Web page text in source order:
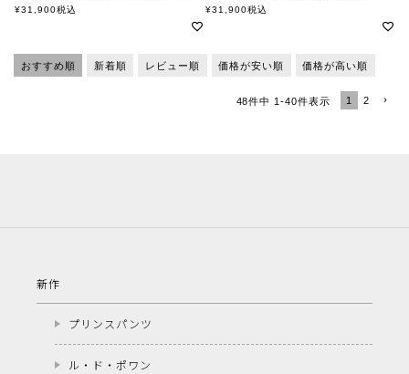
ワイルドスワンズ
¥31,900税込
ワイルドスワンズ
¥31,900税込
おすすめ順 新着順 レビュー順 価格が安い順 価格が高い順
48件中 1-40件表示 1 2
新作
プリンスパンツ
ル・ド・ポワン